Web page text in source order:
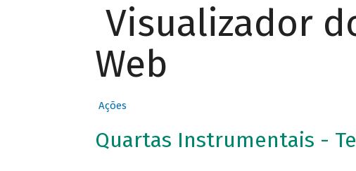
Visualizador
Web
Ações
Quartas Instrumentais -